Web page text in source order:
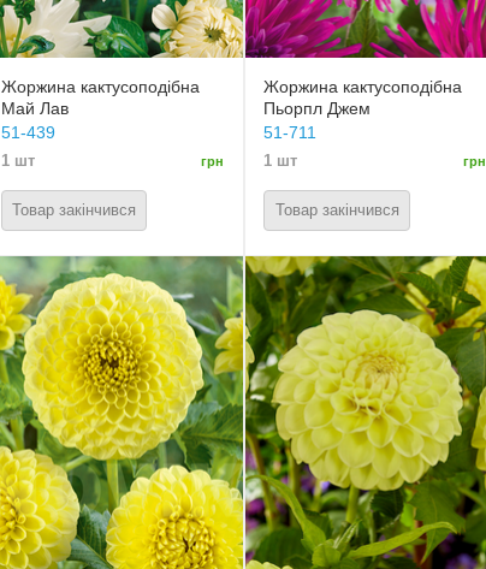
Жоржина кактусоподібна
Май Лав
51-439
1 шт грн
Товар закінчився
Жоржина кактусоподібна
Пьорпл Джем
51-711
1 шт грн
Товар закінчився